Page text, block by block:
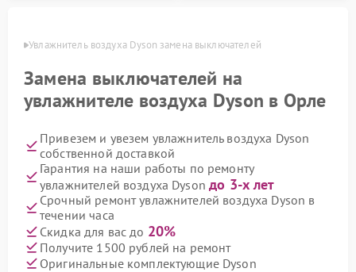
Увлажнитель воздуха Dyson замена выключателей
Замена выключателей на
увлажнителе воздуха Dyson в Орле
Привезем и увезем увлажнитель воздуха Dyson
собственной доставкой
Гарантия на наши работы по ремонту
увлажнителей воздуха Dysonдо 3-х лет
Срочный ремонт увлажнителей воздуха Dyson в
течении часа
Скидка для вас до 20%
Получите 1500 рублей на ремонт
Оригинальные комплектующие Dyson